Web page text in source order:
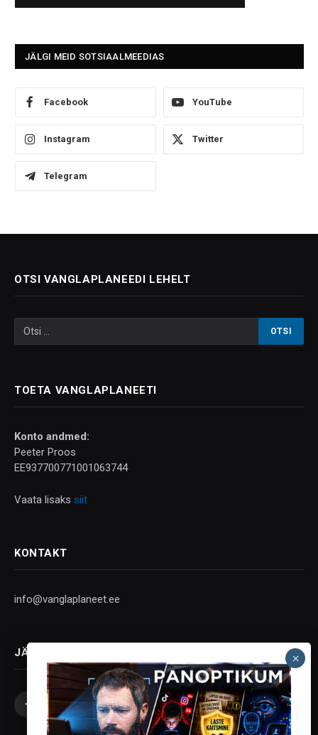
JÄLGI MEID SOTSIAALMEEDIAS
Facebook YouTube
Instagram Twitter
Telegram
OTSI VANGLAPLANEEDI LEHELT
TOETA VANGLAPLANEETI
Konto andmed:
Peeter Proos
EE937700771001063744
Vaata lisaks siit
KONTAKT
info@vanglaplaneet.ee
JÄLGI SOTSIAALMEEDIAS
Facebook
X
(Twitter)
InstagramYouTubeTelegram